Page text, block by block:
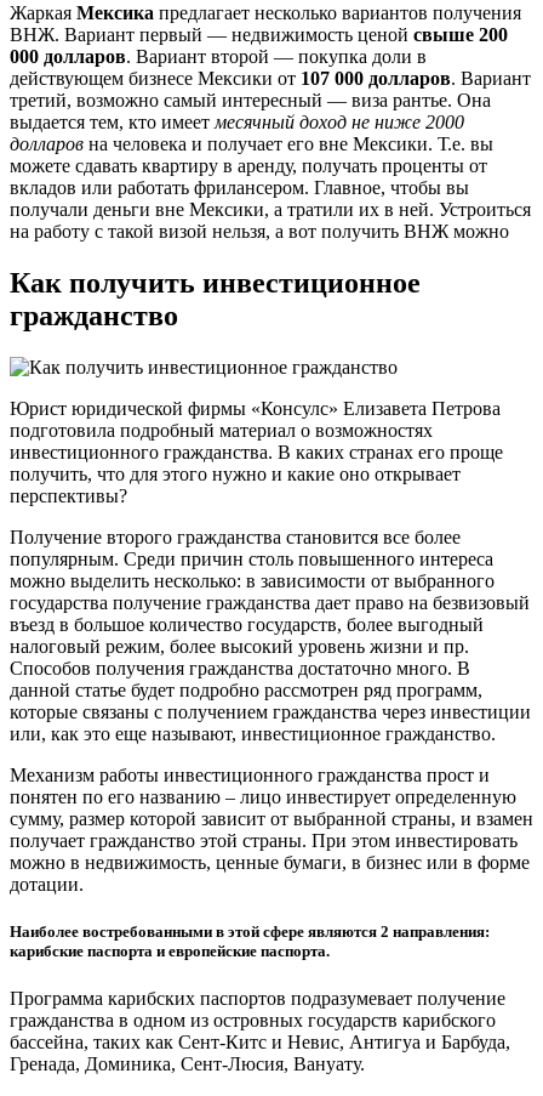
Жаркая Мексика предлагает несколько вариантов получения
ВНЖ. Вариант первый — недвижимость ценой свыше 200
000 долларов. Вариант второй — покупка доли в
действующем бизнесе Мексики от 107 000 долларов. Вариант
третий, возможно самый интересный — виза рантье. Она
выдается тем, кто имеет месячный доход не ниже 2000
долларов на человека и получает его вне Мексики. Т.е. вы
можете сдавать квартиру в аренду, получать проценты от
вкладов или работать фрилансером. Главное, чтобы вы
получали деньги вне Мексики, а тратили их в ней. Устроиться
на работу с такой визой нельзя, а вот получить ВНЖ можно
Как получить инвестиционное
гражданство
Юрист юридической фирмы «Консулс» Елизавета Петрова
подготовила подробный материал о возможностях
инвестиционного гражданства. В каких странах его проще
получить, что для этого нужно и какие оно открывает
перспективы?
Получение второго гражданства становится все более
популярным. Среди причин столь повышенного интереса
можно выделить несколько: в зависимости от выбранного
государства получение гражданства дает право на безвизовый
въезд в большое количество государств, более выгодный
налоговый режим, более высокий уровень жизни и пр.
Способов получения гражданства достаточно много. В
данной статье будет подробно рассмотрен ряд программ,
которые связаны с получением гражданства через инвестиции
или, как это еще называют, инвестиционное гражданство.
Механизм работы инвестиционного гражданства прост и
понятен по его названию – лицо инвестирует определенную
сумму, размер которой зависит от выбранной страны, и взамен
получает гражданство этой страны. При этом инвестировать
можно в недвижимость, ценные бумаги, в бизнес или в форме
дотации.
Наиболее востребованными в этой сфере являются 2 направления:
карибские паспорта и европейские паспорта.
Программа карибских паспортов подразумевает получение
гражданства в одном из островных государств карибского
бассейна, таких как Сент-Китс и Невис, Антигуа и Барбуда,
Гренада, Доминика, Сент-Люсия, Вануату.